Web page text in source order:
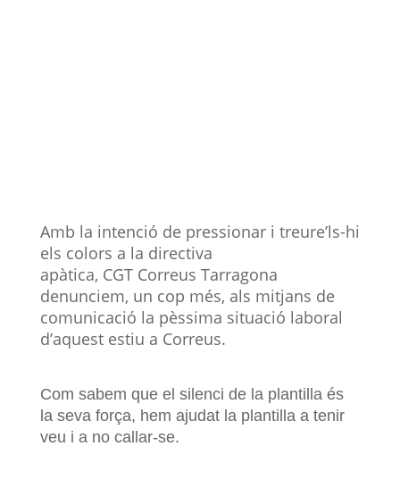
Amb la intenció de pressionar i treure’ls-hi
els colors a la directiva
apàtica, CGT Correus Tarragona
denunciem, un cop més, als mitjans de
comunicació la pèssima situació laboral
d’aquest estiu a Correus.
Com sabem que el silenci de la plantilla és
la seva força, hem ajudat la plantilla a tenir
veu i a no callar-se.